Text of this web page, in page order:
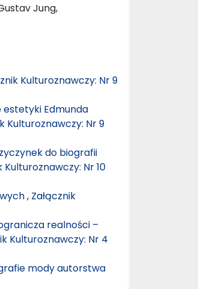
Jung,
Kulturoznawczy: Nr 9
estetyki Edmunda
Kulturoznawczy: Nr 9
do biografii
Kulturoznawczy: Nr 10
, Załącznik
realności –
Kulturoznawczy: Nr 4
mody autorstwa